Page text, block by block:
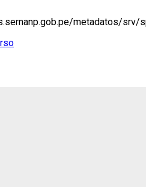
metadatos/srv/